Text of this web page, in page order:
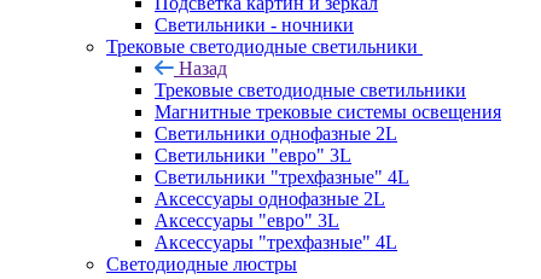
Светильники - ночники
Трековые светодиодные светильники
Назад
Трековые светодиодные светильники
Магнитные трековые системы освещения
Светильники однофазные 2L
Светильники "евро" 3L
Светильники "трехфазные" 4L
Аксессуары однофазные 2L
Аксессуары "евро" 3L
Аксессуары "трехфазные" 4L
Светодиодные люстры